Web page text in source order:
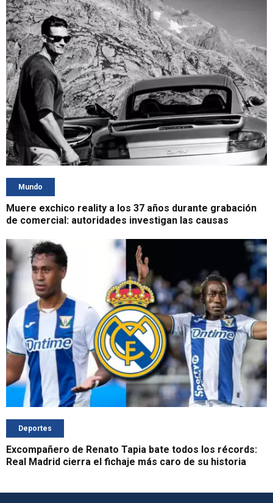
Mundo
Muere exchico reality a los 37 años durante grabación
de comercial: autoridades investigan las causas
Deportes
Excompañero de Renato Tapia bate todos los récords:
Real Madrid cierra el fichaje más caro de su historia